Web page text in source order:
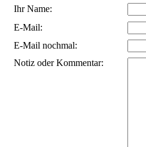
Ihr Name:
E-Mail:
E-Mail nochmal:
Notiz oder Kommentar: